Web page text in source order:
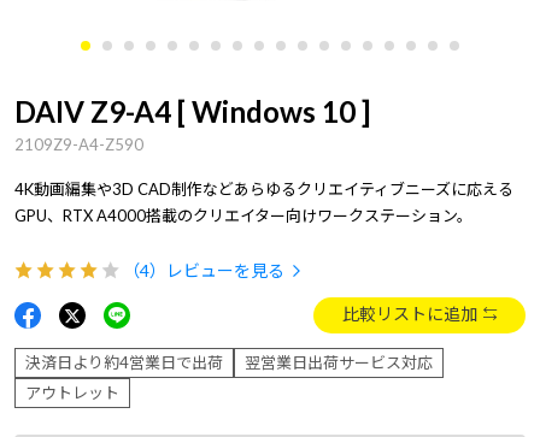
DAIV Z9-A4 [ Windows 10 ]
2109Z9-A4-Z590
4K動画編集や3D CAD制作などあらゆるクリエイティブニーズに応える
GPU、RTX A4000搭載のクリエイター向けワークステーション。
（4） レビューを見る
比較リストに追加
決済日より約4営業日で出荷
翌営業日出荷サービス対応
アウトレット